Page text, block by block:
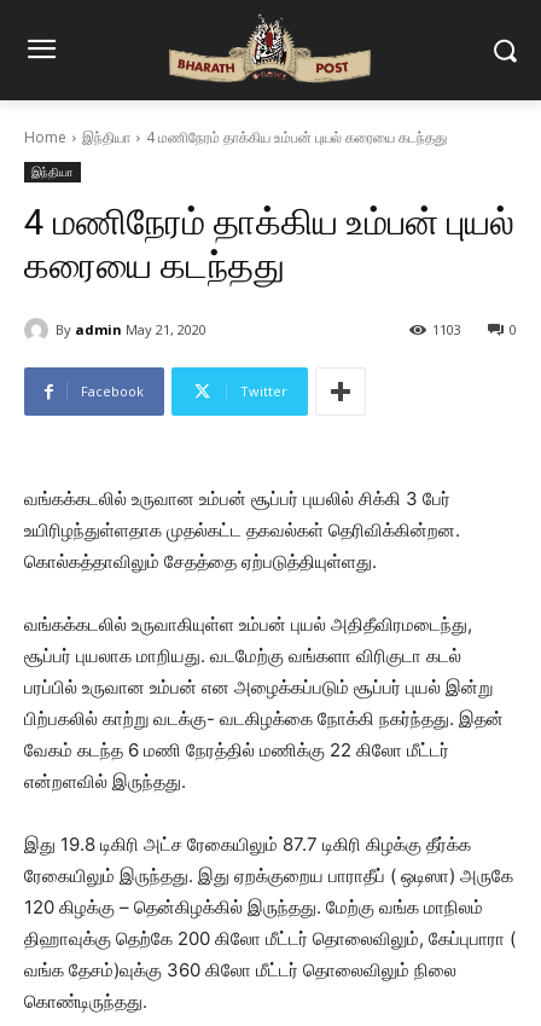
Home இந்தியா 4 மணிநேரம் தாக்கிய உம்பன் புயல் கரையை கடந்தது
இந்தியா
4 மணிநேரம் தாக்கிய உம்பன் புயல்
கரையை கடந்தது
By admin May 21, 2020 0
1103
Facebook Twitter
வங்கக்கடலில் உருவான உம்பன் சூப்பர் புயலில் சிக்கி 3 பேர்
உயிரிழந்துள்ளதாக முதல்கட்ட தகவல்கள் தெரிவிக்கின்றன.
கொல்கத்தாவிலும் சேதத்தை ஏற்படுத்தியுள்ளது.
வங்கக்கடலில் உருவாகியுள்ள உம்பன் புயல் அதிதீவிரமடைந்து,
சூப்பர் புயலாக மாறியது. வடமேற்கு வங்களா விரிகுடா கடல்
பரப்பில் உருவான உம்பன் என அழைக்கப்படும் சூப்பர் புயல் இன்று
பிற்பகலில் காற்று வடக்கு- வடகிழக்கை நோக்கி நகர்ந்தது. இதன்
வேகம் கடந்த 6 மணி நேரத்தில் மணிக்கு 22 கிலோ மீட்டர்
என்றளவில் இருந்தது.
இது 19.8 டிகிரி அட்ச ரேகையிலும் 87.7 டிகிரி கிழக்கு தீர்க்க
ரேகையிலும் இருந்தது. இது ஏறக்குறைய பாராதீப் ( ஒடிஸா) அருகே
120 கிழக்கு – தென்கிழக்கில் இருந்தது. மேற்கு வங்க மாநிலம்
திஹாவுக்கு தெற்கே 200 கிலோ மீட்டர் தொலைவிலும், கேப்புபாரா (
வங்க தேசம்)வுக்கு 360 கிலோ மீட்டர் தொலைவிலும் நிலை
கொண்டிருந்தது.